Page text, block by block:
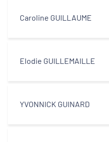
Caroline GUILLAUME
Elodie GUILLEMAILLE
YVONNICK GUINARD